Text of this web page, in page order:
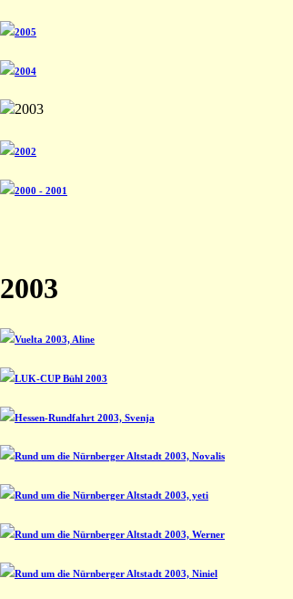
2005
2004
2003
2002
2000 - 2001
2003
Vuelta 2003, Aline
LUK-CUP Bühl 2003
Hessen-Rundfahrt 2003, Svenja
Rund um die Nürnberger Altstadt 2003, Novalis
Rund um die Nürnberger Altstadt 2003, yeti
Rund um die Nürnberger Altstadt 2003, Werner
Rund um die Nürnberger Altstadt 2003, Niniel